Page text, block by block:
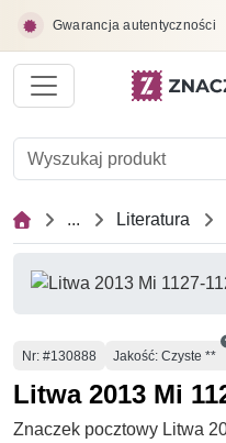
Gwarancja autentyczności
... Literatura
Numer
Nr: #130888 Jakość: Czyste **
Litwa 2013 Mi
Znaczek pocztowy Litwa